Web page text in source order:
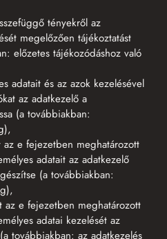
tényekről az
megelőzően tájékoztatást
előzetes tájékozódáshoz való
adatait és az azok kezelésével
az adatkezelő a
(a továbbiakban:
e fejezetben meghatározott
adatait az adatkezelő
(a továbbiakban:
az e fejezetben meghatározott
adatai kezelését az
továbbiakban: az adatkezelés